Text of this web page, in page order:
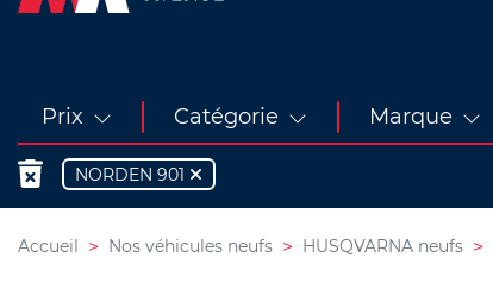
Prix Catégorie Marque
NORDEN 901
Accueil Nos véhicules neufs HUSQVARNA neufs